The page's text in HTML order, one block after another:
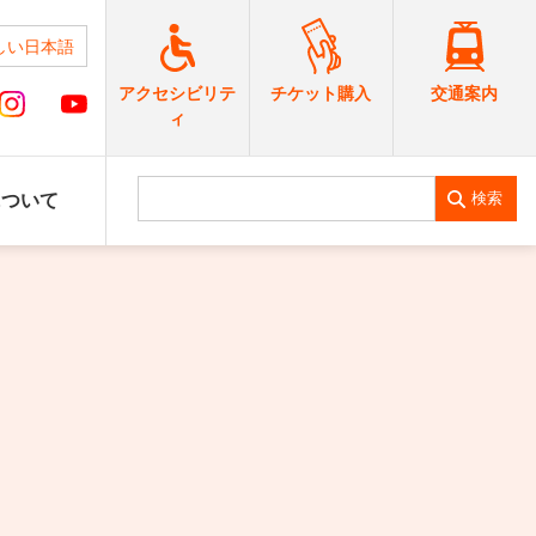
い日本語
アクセシビリテ
ィ
チケット購入 交通案内
いて 検索